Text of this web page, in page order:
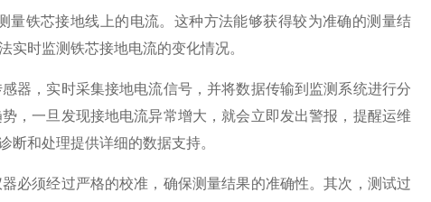
铁芯接地线上的电流。这种方法能够获得较为准确的测量结
时监测铁芯接地电流的变化情况。
，实时采集接地电流信号，并将数据传输到监测系统进行分
，一旦发现接地电流异常增大，就会立即发出警报，提醒运维
断和处理提供详细的数据支持。
须经过严格的校准，确保测量结果的准确性。其次，测试过